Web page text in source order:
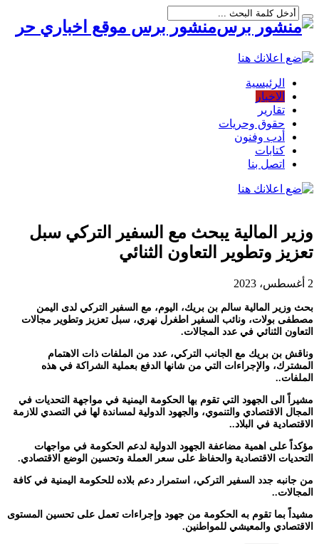
منشور برس موقع اخباري حر
الرئيسية
الاخبار
تقارير
حقوق وحريات
أدب وفنون
كتابات
اتصل بنا
وزير المالية يبحث مع السفير التركي سبل
تعزيز وتطوير التعاون الثنائي
2 أغسطس، 2023
بحث وزير المالية سالم بن بريك، اليوم، مع السفير التركي لدى اليمن
مصطفى بولات، ونائب السفير اطغرل نهري، سبل تعزيز وتطوير مجالات
التعاون الثنائي في عدد المجالات.
وناقش بن بريك مع الجانب التركي، عدد من الملفات ذات الاهتمام
المشترك، والإجراءات التي من شانها الدفع بعملية الشراكة في هذه
الملفات..
مشيراً الى الجهود التي تقوم بها الحكومة اليمنية في مواجهة التحديات في
المجال الاقتصادي والتنموي، والجهود الدولية لمساندة لها في التصدي للازمة
الاقتصادية في البلاد..
مؤكداً على اهمية مضاعفة الجهود الدولية لدعم الحكومة في مواجهات
التحديات الاقتصادية والحفاظ على سعر العملة وتحسين الوضع الاقتصادي.
من جانبه جدد السفير التركي، استمرار دعم بلاده للحكومة اليمنية في كافة
المجالات..
مشيداً بما تقوم به الحكومة من جهود وإجراءات تعمل على تحسين المستوى
الاقتصادي والمعيشي للمواطنين.